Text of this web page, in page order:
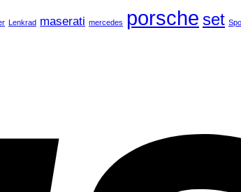
Lenkrad maserati mercedes porsche set